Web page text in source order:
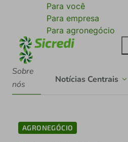
Para você
Para empresa
Para agronegócio
Sobre
nós
Notícias Centrais
AGRONEGÓCIO